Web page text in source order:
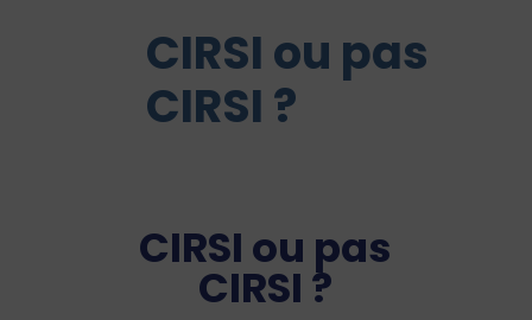
CIRSI ou pas
CIRSI ?
CIRSI ou pas
CIRSI ?